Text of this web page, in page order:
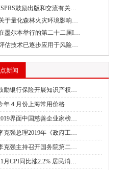
席建设全国统一大市场国务
会见阿曼能源与矿产部次大
一路”合作规划
控股企业经济运行情况
论武装 筑牢思想之基 认真
鼓励出版和交流有关…
于量化森林火灾环境影响…
墨尔本举行的第二十二届I…
估技术已逐步应用于风险…
新闻
励银行保险开展知识产权…
年４月份上海常用价格
界面中国慈善企业家榜…
克强总理2019年《政府工…
克强主持召开国务院第二…
月CPI同比涨2.2% 居民消…